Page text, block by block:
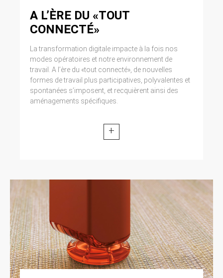
A L’ÈRE DU «TOUT
CONNECTÉ»
La transformation digitale impacte à la fois nos
modes opératoires et notre environnement de
travail. A l’ère du «tout connecté», de nouvelles
formes de travail plus participatives, polyvalentes et
spontanées s’imposent, et recquièrent ainsi des
aménagements spécifiques.
+